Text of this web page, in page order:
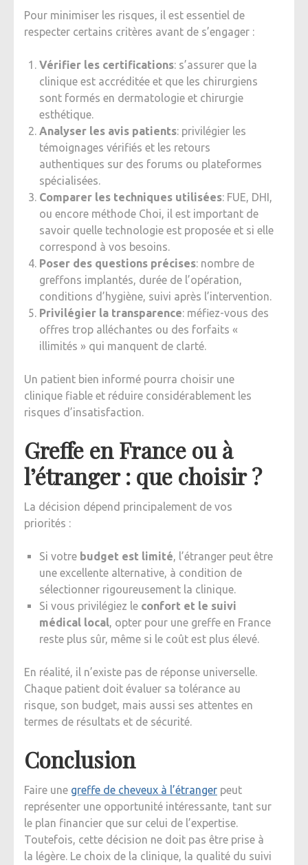
Pour minimiser les risques, il est essentiel de
respecter certains critères avant de s’engager :
Vérifier les certifications: s’assurer que la
clinique est accréditée et que les chirurgiens
sont formés en dermatologie et chirurgie
esthétique.
Analyser les avis patients: privilégier les
témoignages vérifiés et les retours
authentiques sur des forums ou plateformes
spécialisées.
Comparer les techniques utilisées: FUE, DHI,
ou encore méthode Choi, il est important de
savoir quelle technologie est proposée et si elle
correspond à vos besoins.
Poser des questions précises: nombre de
greffons implantés, durée de l’opération,
conditions d’hygiène, suivi après l’intervention.
Privilégier la transparence: méfiez-vous des
offres trop alléchantes ou des forfaits «
illimités » qui manquent de clarté.
Un patient bien informé pourra choisir une
clinique fiable et réduire considérablement les
risques d’insatisfaction.
Greffe en France ou à
l’étranger : que choisir ?
La décision dépend principalement de vos
priorités :
Si votre budget est limité , l’étranger peut être
une excellente alternative, à condition de
sélectionner rigoureusement la clinique.
Si vous privilégiez le confort et le suivi
médical local , opter pour une greffe en France
reste plus sûr, même si le coût est plus élevé.
En réalité, il n’existe pas de réponse universelle.
Chaque patient doit évaluer sa tolérance au
risque, son budget, mais aussi ses attentes en
termes de résultats et de sécurité.
Conclusion
Faire une greffe de cheveux à l’étranger peut
représenter une opportunité intéressante, tant sur
le plan financier que sur celui de l’expertise.
Toutefois, cette décision ne doit pas être prise à
la légère. Le choix de la clinique, la qualité du suivi